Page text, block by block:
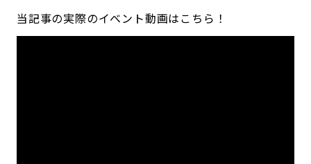
当記事の実際のイベント動画はこちら！